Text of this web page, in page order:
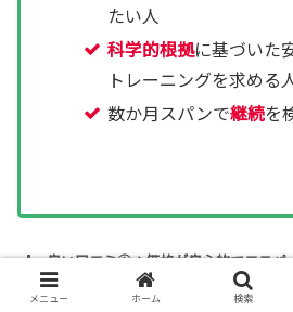
たい人
科学的根拠に基づいた
トレーニングを求める
数か月スパンで継続を
良い口コミ①：価格が良心的でコスパ
メニュー ホーム 検索